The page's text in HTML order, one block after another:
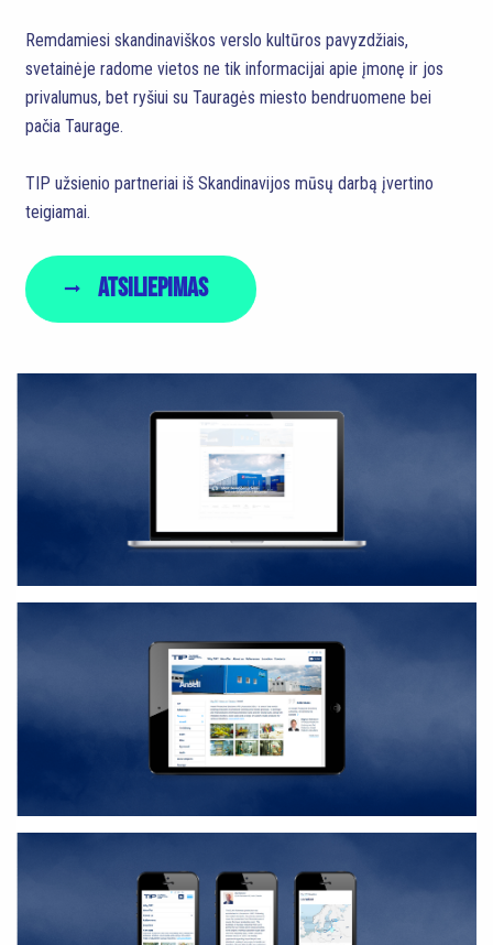
Remdamiesi skandinaviškos verslo kultūros pavyzdžiais,
svetainėje radome vietos ne tik informacijai apie įmonę ir jos
privalumus, bet ryšiui su Tauragės miesto bendruomene bei
pačia Taurage.
TIP užsienio partneriai iš Skandinavijos mūsų darbą įvertino
teigiamai.
Atsiliepimas